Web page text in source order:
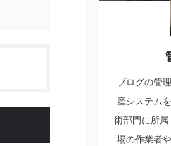
ブログの管
産システム
術部門に所
場の作業者